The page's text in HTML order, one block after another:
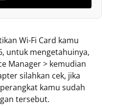
Wi-Fi Card kamu
untuk mengetahuinya,
Manager > kemudian
silahkan cek, jika
kamu sudah
tersebut.